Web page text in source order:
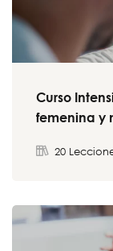
Curso
femenina y
20